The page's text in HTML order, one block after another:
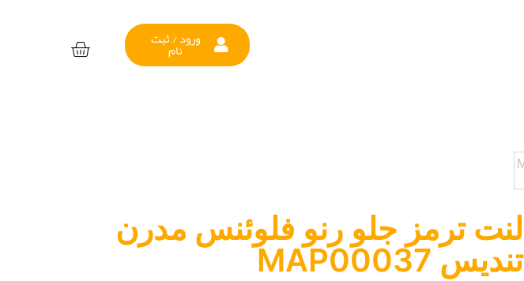
ورود / ثبت
نام
لنت ترمز جلو رنو فلوئنس مدرن
تندیس MAP00037